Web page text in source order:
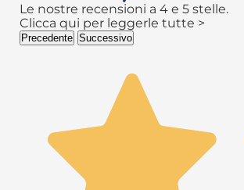
Le nostre recensioni a 4 e 5 stelle.
Clicca qui per leggerle tutte >
Precedente Successivo